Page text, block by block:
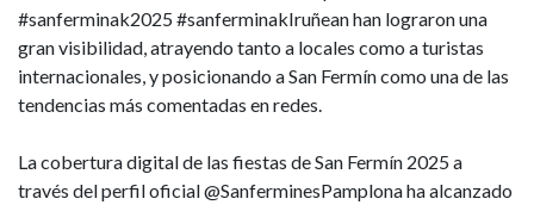
#sanferminak2025 #sanferminakIruñean han lograron una
gran visibilidad, atrayendo tanto a locales como a turistas
internacionales, y posicionando a San Fermín como una de las
tendencias más comentadas en redes.
La cobertura digital de las fiestas de San Fermín 2025 a
través del perfil oficial @SanferminesPamplona ha alcanzado